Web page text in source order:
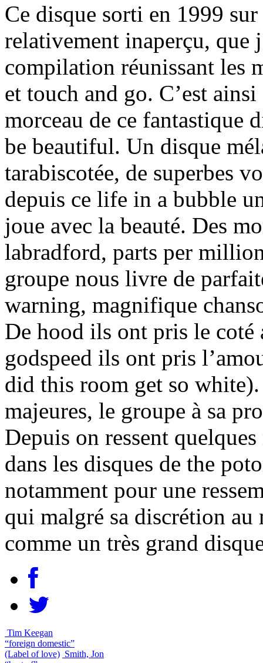
Ce disque sorti en 1999
relativement inaperçu, que
compilation réunissant les
et touch and go. C’est
morceau de ce fantastique
be beautiful. Un disque
tarabiscotée, de superbes
depuis ce life in a bubble
joue avec la beauté. Des
labradford, parts per
groupe nous livre de
warning, magnifique
De hood ils ont pris le coté
godspeed ils ont pris
did this room get so
majeures, le groupe à sa
Depuis on ressent
dans les disques de the
notamment pour une
qui malgré sa discrétion au
comme un très grand
Tim Keegan
“foreign domestic”
(Label of love) Smith, Jon